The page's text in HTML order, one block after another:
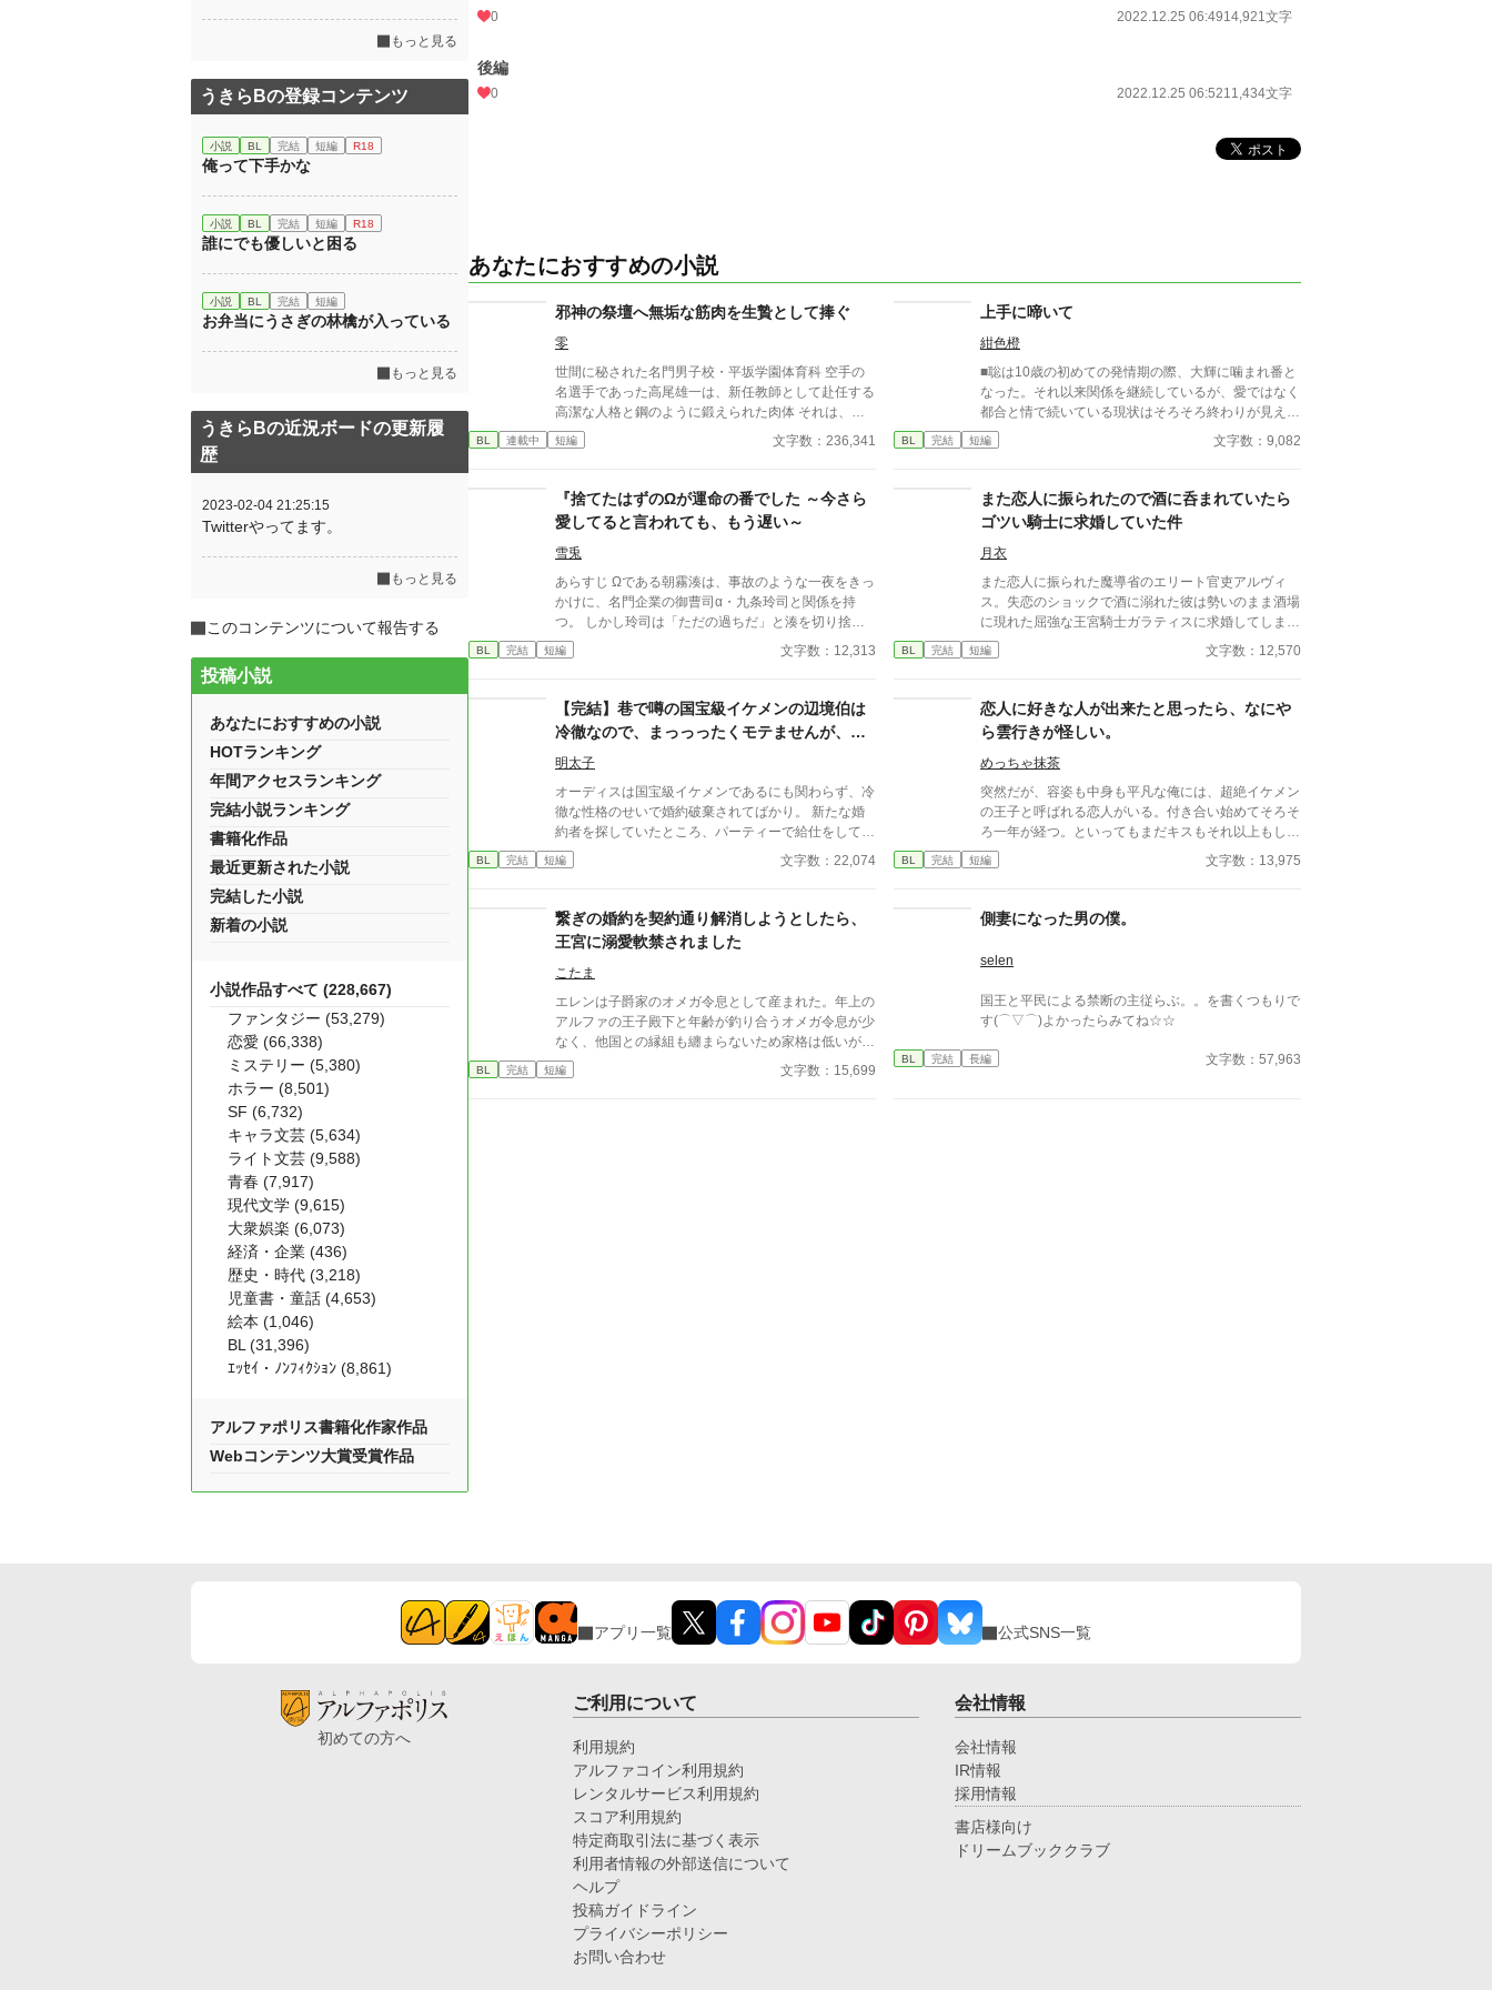
0 2022.12.25 06:4914,921文字
後編
0 2022.12.25 06:5211,434文字
あなたにおすすめの小説
邪神の祭壇へ無垢な筋肉を生贄として捧ぐ
零
世間に秘された名門男子校・平坂学園体育科 空手の
名選手であった高尾雄一は、新任教師として赴任する
高潔な人格と鋼のように鍛えられた肉体 それは、学
園にとって最高の生贄の候補に他ならなかった 至高
の筋肉を持つ、精神を削られ意志をなくした青年を太
躍する 意志をなくし筋肉の操り人形と化した“デク”
消える教師 山奥の男子校で繰り広げられるダークフ
ァンタジー
BL 連載中 短編 文字数：236,341
上手に啼いて
紺色橙
■聡は10歳の初めての発情期の際、大輝に噛まれ番と
なった。それ以来関係を継続しているが、愛ではなく
都合と情で続いている現状はそろそろ終わりが見えて
いた。 ■注意*独自オメガバース設定。■『それは愛か
本能か』と同じ世界設定です。関係は一切なし。
BL 完結 短編 文字数：9,082
『捨てたはずのΩが運命の番でした ～今さら
愛してると言われても、もう遅い～
雪兎
あらすじ Ωである朝霧湊は、事故のような一夜をきっ
かけに、名門企業の御曹司α・九条玲司と関係を持
つ。 しかし玲司は「ただの過ちだ」と湊を切り捨
て、政略結婚のためβの婚約者との未来を選んだ。 深
く傷ついた湊は、彼の前から姿を消す。 数か月後―
『遅咲きΩ』として覚醒する。 その瞬間、玲司は初め
て湊こそが運命の番だったと知る。 「戻ってきてく
れ」 今さら必死に追いかけてくる玲司。 だが湊の隣
には、自分を支え続けてくれた医師のα・神崎伊織が
むα、執着する第二のα、そして希少Ωを巡る陰謀。
もう二度と傷つきたくないΩが最後に選ぶ相手とは―
―。 捨てた側の後悔と執着が加速する、すれ違いオ
メガバースBL。
BL 完結 短編 文字数：12,313
また恋人に振られたので酒に呑まれていたら
ゴツい騎士に求婚していた件
月衣
また恋人に振られた魔導省のエリート官吏アルヴィ
ス。失恋のショックで酒に溺れた彼は勢いのまま酒場
に現れた屈強な王宮騎士ガラティスに求婚してしま
う。 翌朝すべての記憶を保持したまま絶望するアル
ヴィスだったが当のガラティスはなぜか本気だった。
ない」 逃げようとするエリート魔導師と絶対に逃が
さない最強騎士 貢ぎ体質な男が捕まる強制恋愛コメ
ディのつもりです！！
BL 完結 短編 文字数：12,570
【完結】巷で噂の国宝級イケメンの辺境伯は
冷徹なので、まっっったくモテませんが、こ
の度婚約者ができました。
明太子
オーディスは国宝級イケメンであるにも関わらず、冷
徹な性格のせいで婚約破棄されてばかり。 新たな婚
約者を探していたところ、パーティーで給仕をしてい
た貧乏貴族の次男セシルと出会い、一目惚れしてしま
う。 しかし、恋愛偏差値がほぼ０のオーディスのア
の邪魔が入るわとセシルとの距離は縮まったり遠ざか
ったり…？ 冷徹だったはずなのに溺愛まっしぐらの
オーディスと元気だけどおっちょこちょいなセシルの
ドタバタラブコメです。
BL 完結 短編 文字数：22,074
恋人に好きな人が出来たと思ったら、なにや
ら雲行きが怪しい。
めっちゃ抹茶
突然だが、容姿も中身も平凡な俺には、超絶イケメン
の王子と呼ばれる恋人がいる。付き合い始めてそろそ
ろ一年が経つ。といってもまだキスもそれ以上もした
事がない健全なお付き合い。王子は優しいけど意地悪
で、いつも俺の心臓を高鳴らせてくる——だけどそれ
ない。付き合っているのか定かじゃない関係。挙句
に、今遠目から見つけた王子の側には可憐な女の子。
彼女が彼に寄り掛かって二人がキスをしている。 そ
の瞬間、目の前が真っ黒になった。もう無理だ。俺が
スイッチが切れたようにその場に立ち尽くした、その
時だった。前にいる彼から聞いたこともない怒声が俺
の耳に届いたのは。 ⚪︎佐藤玲央……微笑みの王子と呼
ばれ、常に笑顔を絶やさない。物腰柔らかな姿勢に男
女問わずモテる ⚪︎中田真……両親の転勤で引っ越して
BL 完結 短編 文字数：13,975
繋ぎの婚約を契約通り解消しようとしたら、
王宮に溺愛軟禁されました
こたま
エレンは子爵家のオメガ令息として産まれた。年上の
アルファの王子殿下と年齢が釣り合うオメガ令息が少
なく、他国との縁組も纏まらないため家格は低いが繋
ぎとして一応婚約をしている。王子のことは兄のよう
に慕っており、初恋の人ではあるけれど、契約終了時
BL 完結 短編 文字数：15,699
側妻になった男の僕。
selen
国王と平民による禁断の主従らぶ。。を書くつもりで
す(⌒▽⌒)よかったらみてね☆☆
BL 完結 長編 文字数：57,963
もっと見る
うきらBの登録コンテンツ
小説 BL 完結 短編 R18
俺って下手かな
小説 BL 完結 短編 R18
誰にでも優しいと困る
小説 BL 完結 短編
お弁当にうさぎの林檎が入っている
もっと見る
うきらBの近況ボードの更新履
歴
2023-02-04 21:25:15
Twitterやってます。
もっと見る
このコンテンツについて報告する
投稿小説
あなたにおすすめの小説
HOTランキング
年間アクセスランキング
完結小説ランキング
書籍化作品
最近更新された小説
完結した小説
新着の小説
小説作品すべて (228,667)
ファンタジー (53,279)
恋愛 (66,338)
ミステリー (5,380)
ホラー (8,501)
SF (6,732)
キャラ文芸 (5,634)
ライト文芸 (9,588)
青春 (7,917)
現代文学 (9,615)
大衆娯楽 (6,073)
経済・企業 (436)
歴史・時代 (3,218)
児童書・童話 (4,653)
絵本 (1,046)
BL (31,396)
ｴｯｾｲ・ﾉﾝﾌｨｸｼｮﾝ (8,861)
アルファポリス書籍化作家作品
Webコンテンツ大賞受賞作品
アプリ一覧 公式SNS一覧
初めての方へ
ご利用について
利用規約
アルファコイン利用規約
レンタルサービス利用規約
スコア利用規約
特定商取引法に基づく表示
利用者情報の外部送信について
ヘルプ
投稿ガイドライン
プライバシーポリシー
お問い合わせ
会社情報
会社情報
IR情報
採用情報
書店様向け
ドリームブッククラブ